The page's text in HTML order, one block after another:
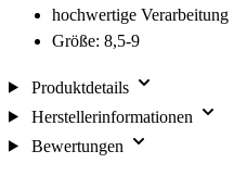
hochwertige Verarbeitung
Größe: 8,5-9
Produktdetails
Herstellerinformationen
Bewertungen